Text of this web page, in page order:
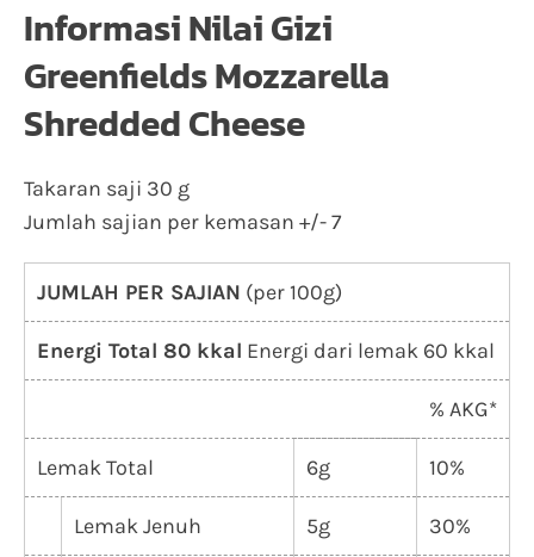
Informasi Nilai Gizi
Greenfields Mozzarella
Shredded Cheese
Takaran saji 30 g
Jumlah sajian per kemasan +/- 7
JUMLAH PER SAJIAN (per 100g)
Energi Total 80 kkal Energi dari lemak 60 kkal
% AKG*
Lemak Total 6g 10%
Lemak Jenuh 5g 30%